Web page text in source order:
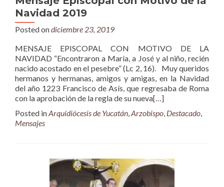
Navidad 2019
Posted ondiciembre 23, 2019
MENSAJE EPISCOPAL CON MOTIVO DE LA
NAVIDAD “Encontraron a María, a José y al niño, recién
nacido acostado en el pesebre” (Lc 2, 16). Muy queridos
hermanos y hermanas, amigos y amigas, en la Navidad
del año 1223 Francisco de Asís, que regresaba de Roma
con la aprobación de la regla de su nueva[…]
Posted inArquidiócesis de Yucatán,Arzobispo, Destacado,
Mensajes